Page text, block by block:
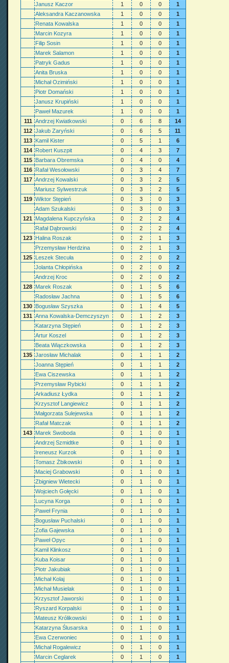
Janusz Kaczor
1 0 0
1
Aleksandra Kaczanowska
1 0 0
1
Renata Kowalska
1 0 0
1
Marcin Kozyra
1 0 0
1
Filip Sosin
1 0 0
1
Marek Salamon
1 0 0
1
Patryk Gadus
1 0 0
1
Anita Bruska
1 0 0
1
Michał Ozimiński
1 0 0
1
Piotr Domański
1 0 0
1
Janusz Krupiński
1 0 0
1
Paweł Mazurek
1 0 0
1
111 Andrzej Kwiatkowski 0 6 8
14
112 Jakub Zaryński 0 6 5
11
113 Kamil Kister 0 5 1
6
114 Robert Kuszpit 0 4 3
7
115 Barbara Obremska 0 4 0
4
116 Rafał Wesołowski 0 3 4
7
117 Andrzej Kowalski 0 3 2
5
Mariusz Sylwestrzuk
0 3 2
5
119 Wiktor Stępień 0 3 0
3
Adam Szukalski
0 3 0
3
121
Magdalena Kupczyńska 0 2 2
4
Rafał Dąbrowski
0 2 2
4
123 Halina Roszak 0 2 1
3
Przemysław Herdzina
0 2 1
3
125 Leszek Stecuła 0 2 0
2
Jolanta Chłopińska
0 2 0
2
Andrzej Kroc
0 2 0
2
128 Marek Roszak 0 1 5
6
Radosław Jachna
0 1 5
6
130 Bogusław Szyszka 0 1 4
5
131 Anna Kowalska-Demczyszyn 0 1 2
3
Katarzyna Stępień
0 1 2
3
Artur Koszel
0 1 2
3
Beata Wiączkowska
0 1 2
3
135 Jarosław Michalak 0 1 1
2
Joanna Stępień
0 1 1
2
Ewa Ciszewska
0 1 1
2
Przemysław Rybicki
0 1 1
2
Arkadiusz Łydka
0 1 1
2
Krzysztof Langiewicz
0 1 1
2
Małgorzata Sulejewska
0 1 1
2
Rafał Matczak
0 1 1
2
143 Marek Swoboda 0 1 0
1
Andrzej Szmidtke
0 1 0
1
Ireneusz Kurzok
0 1 0
1
Tomasz Żbikowski
0 1 0
1
Maciej Grabowski
0 1 0
1
Zbigniew Wietecki
0 1 0
1
Wojciech Gołęcki
0 1 0
1
Lucyna Korga
0 1 0
1
Paweł Frynia
0 1 0
1
Bogusław Puchalski
0 1 0
1
Zofia Gajewska
0 1 0
1
Paweł Opyc
0 1 0
1
Kamil Klinkosz
0 1 0
1
Kuba Koisar
0 1 0
1
Piotr Jakubiak
0 1 0
1
Michał Kolaj
0 1 0
1
Michał Musielak
0 1 0
1
Krzysztof Jaworski
0 1 0
1
Ryszard Korpalski
0 1 0
1
Mateusz Królikowski
0 1 0
1
Katarzyna Ślusarska
0 1 0
1
Ewa Czerwoniec
0 1 0
1
Michał Rogalewicz
0 1 0
1
Marcin Ceglarek
0 1 0 1